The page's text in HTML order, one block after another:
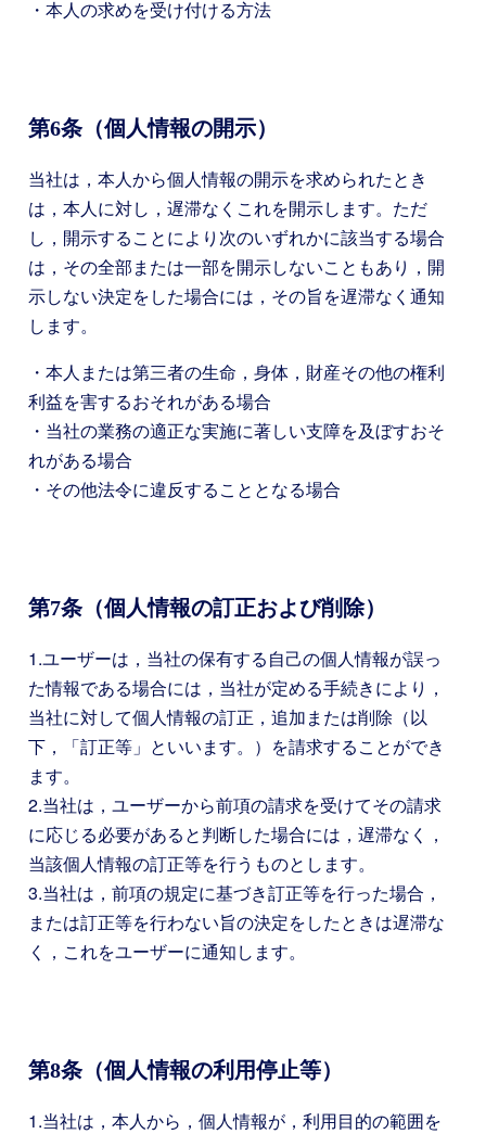
・本人の求めを受け付ける方法
第6条（個人情報の開示）
当社は，本人から個人情報の開示を求められたとき
は，本人に対し，遅滞なくこれを開示します。ただ
し，開示することにより次のいずれかに該当する場合
は，その全部または一部を開示しないこともあり，開
示しない決定をした場合には，その旨を遅滞なく通知
します。
・本人または第三者の生命，身体，財産その他の権利
利益を害するおそれがある場合
・当社の業務の適正な実施に著しい支障を及ぼすおそ
れがある場合
・その他法令に違反することとなる場合
第7条（個人情報の訂正および削除）
1.ユーザーは，当社の保有する自己の個人情報が誤っ
た情報である場合には，当社が定める手続きにより，
当社に対して個人情報の訂正，追加または削除（以
下，「訂正等」といいます。）を請求することができ
ます。
2.当社は，ユーザーから前項の請求を受けてその請求
に応じる必要があると判断した場合には，遅滞なく，
当該個人情報の訂正等を行うものとします。
3.当社は，前項の規定に基づき訂正等を行った場合，
または訂正等を行わない旨の決定をしたときは遅滞な
く，これをユーザーに通知します。
第8条（個人情報の利用停止等）
1.当社は，本人から，個人情報が，利用目的の範囲を